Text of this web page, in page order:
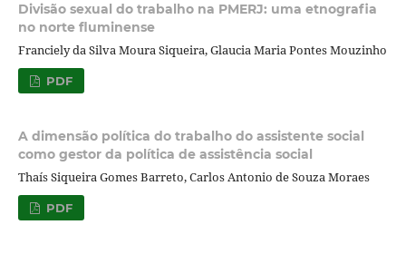
Divisão sexual do trabalho na PMERJ: uma etnografia
no norte fluminense
Franciely da Silva Moura Siqueira, Glaucia Maria Pontes Mouzinho
PDF
A dimensão política do trabalho do assistente social
como gestor da política de assistência social
Thaís Siqueira Gomes Barreto, Carlos Antonio de Souza Moraes
PDF